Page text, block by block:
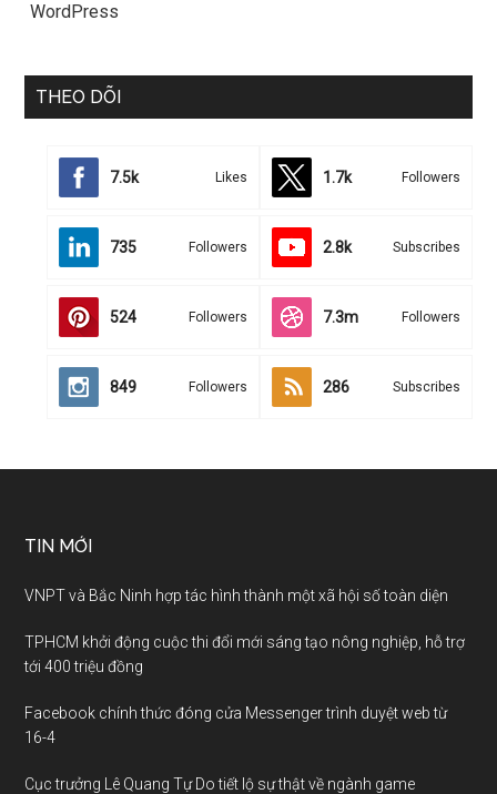
WordPress
THEO DÕI
7.5k Likes 1.7k Followers
735 Followers 2.8k Subscribes
524 Followers 7.3m Followers
849 Followers 286 Subscribes
TIN MỚI
VNPT và Bắc Ninh hợp tác hình thành một xã hội số toàn diện
TPHCM khởi động cuộc thi đổi mới sáng tạo nông nghiệp, hỗ trợ
tới 400 triệu đồng
Facebook chính thức đóng cửa Messenger trình duyệt web từ
16-4
Cục trưởng Lê Quang Tự Do tiết lộ sự thật về ngành game